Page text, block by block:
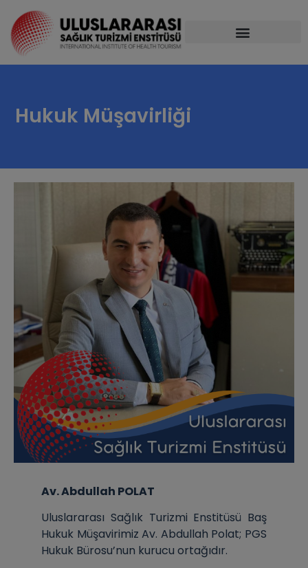
Hukuk Müşavirliği
Av. Abdullah POLAT
Uluslararası Sağlık Turizmi Enstitüsü Baş
Hukuk Müşavirimiz Av. Abdullah Polat; PGS
Hukuk Bürosu’nun kurucu ortağıdır.